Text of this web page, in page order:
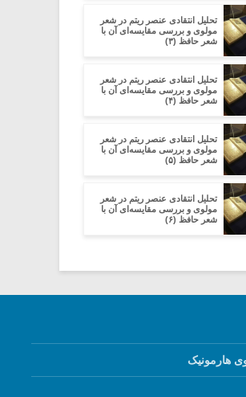
تحلیل انتقادی عنصر ریتم در شعر
مولوی و بررسی مقایسه‌ای آن با
شعر حافظ (۳)
تحلیل انتقادی عنصر ریتم در شعر
مولوی و بررسی مقایسه‌ای آن با
شعر حافظ (۴)
تحلیل انتقادی عنصر ریتم در شعر
مولوی و بررسی مقایسه‌ای آن با
شعر حافظ (۵)
تحلیل انتقادی عنصر ریتم در شعر
مولوی و بررسی مقایسه‌ای آن با
شعر حافظ (۶)
هارمونیک